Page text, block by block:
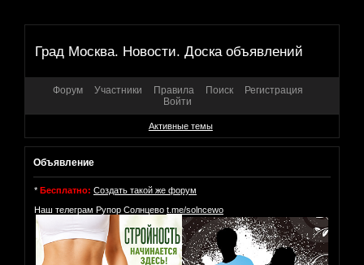
Град Москва. Новости. Доска объявлений
Форум Участники Правила Поиск
Регистрация
Войти
Активные темы
Объявление
* Бесплатно: Создать такой же форум
Наш телеграм Рупор Солнцево t.me/solncewo